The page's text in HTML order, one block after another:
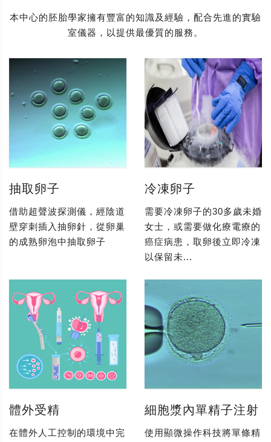
本中心的胚胎學家擁有豐富的知識及經驗，配合先進的實驗
室儀器，以提供最優質的服務。
抽取卵子
借助超聲波探測儀，經陰道
壁穿刺插入抽卵針，從卵巢
的成熟卵泡中抽取卵子
冷凍卵子
需要冷凍卵子的30多歲未婚
女士，或需要做化療電療的
癌症病患，取卵後立即冷凍
以保留未...
體外受精
在體外人工控制的環境中完
細胞漿內單精子注射
使用顯微操作科技將單條精